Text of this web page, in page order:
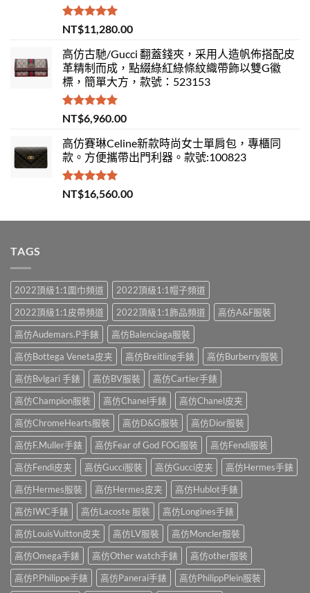
評分5.00
滿分 5
NT$11,280.00
高仿古馳/Gucci 翻蓋錢夾，采用人造帆佈搭配皮
革精制而成，點綴綠紅綠條紋織帶飾以雙G徽
標，簡單大方，款號：523153
評分 5.00
滿分 5
NT$6,960.00
高仿賽琳Celine新款時尚女士單肩包，專櫃同
款。方便攜帶出門利器。款號:100823
評分5.00
滿分 5
NT$16,560.00
TAGS
2022頂級1:1圍巾頻道
2022頂級1:1帽子頻道
2022頂級1:1皮帶頻道
2022頂級1:1飾品頻道
高仿A&F服裝
高仿Audemars.P手錶
高仿Balenciaga服裝
高仿Bottega Veneta皮夹
高仿Breitling手錶
高仿Burberry服裝
高仿Bvlgari 手錶
高仿BV服裝
高仿Cartier手錶
高仿Champion服裝
高仿Chanel手錶
高仿Chanel皮夹
高仿ChromeHearts服裝
高仿D&G服裝
高仿Dior服裝
高仿F.Muller手錶
高仿Fear of God FOG服裝
高仿Fendi服裝
高仿Fendi皮夹
高仿Gucci服裝 高仿Gucci皮夹
高仿Hermes手錶
高仿Hermes服裝
高仿Hermes皮夹
高仿Hublot手錶
高仿IWC手錶
高仿Lacoste 服裝
高仿Longines手錶
高仿LouisVuitton皮夹
高仿LV服裝
高仿Moncler服裝
高仿Omega手錶
高仿Other watch手錶
高仿other服裝
高仿P.Philippe手錶
高仿Panerai手錶 高仿PhilippPlein服裝